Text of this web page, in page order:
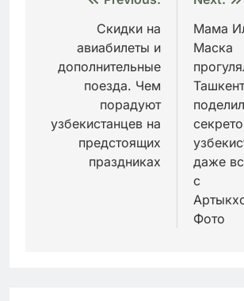
записям
Скидки на
авиабилеты и
дополнительные
поезда. Чем
порадуют
узбекистанцев на
предстоящих
праздниках
Мама
Маска
даже
с
Фото